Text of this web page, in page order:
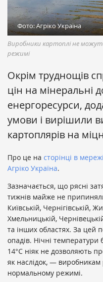
Фото: Агріко Україна
Виробники картоплі не
режимі
Окрім труднощів
цін на мінеральні
енергоресурси,
умови і вирішили
картоплярів на
Про це на сторінці в
Агріко Україна.
Зазначається, що рясні
тижнів майже не
Київській, Чернігівській,
Хмельницькій,
та інших областях. За цей
опадів. Нічні температури
14°С ніяк не дозволяють
як наслідок, — виробникам
нормальному режимі.